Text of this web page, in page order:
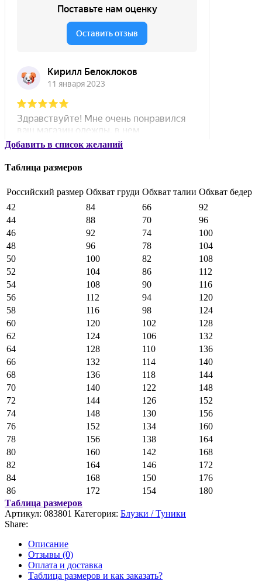
Добавить в список желаний
Таблица размеров
Российский размер Обхват груди Обхват талии Обхват бедер
42
84 66
92
44
88 70
96
46
92 74
100
48
96 78
104
50
100 82
108
52
104 86
112
54
108 90
116
56
112 94
120
58
116 98
124
60
120 102
128
62
124 106
132
64
128 110
136
66
132 114
140
68
136 118
144
70
140 122
148
72
144 126
152
74
148 130
156
76
152 134
160
78
156 138
164
80
160 142
168
82
164 146
172
84
168 150
176
86
172 154
180
Таблица размеров
Артикул: 083801 Категория: Блузки / Туники
Share:
Описание
Отзывы (0)
Оплата и доставка
Таблица размеров и как заказать?